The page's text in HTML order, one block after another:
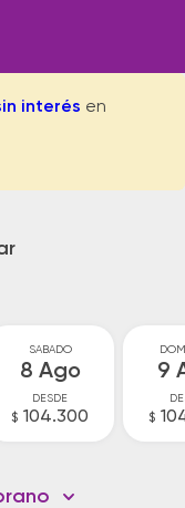
interés en
SABADO
8 Ago
DESDE
$ 104.300
9
$